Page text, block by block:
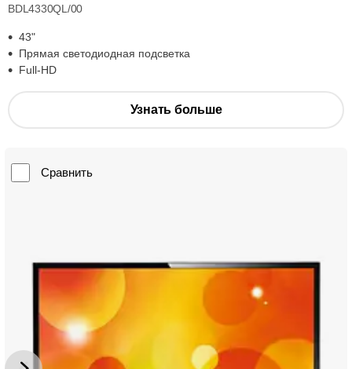
BDL4330QL/00
43"
Прямая светодиодная подсветка
Full-HD
Узнать больше
Сравнить